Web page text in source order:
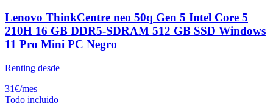
Lenovo ThinkCentre neo 50q Gen 5 Intel Core 5
210H 16 GB DDR5-SDRAM 512 GB SSD Windows
11 Pro Mini PC Negro
Renting desde
31€/mes
Todo incluido